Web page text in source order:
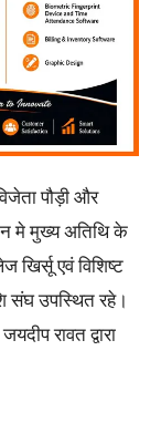
पौड़ी और
मे मुख्य अतिथि के
खिर्सू एवं विशिष्ट
संघ उपस्थित रहे।
रावत द्वारा